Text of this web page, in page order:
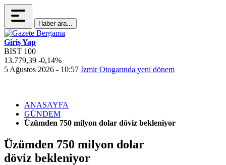
Haber ara...
Giriş Yap
BIST 100
13.779,39 -0,14%
5 Ağustos 2026 - 10:57 İzmir Otogarında yeni dönem
ANASAYFA
GÜNDEM
Üzümden 750 milyon dolar döviz bekleniyor
Üzümden 750 milyon dolar
döviz bekleniyor